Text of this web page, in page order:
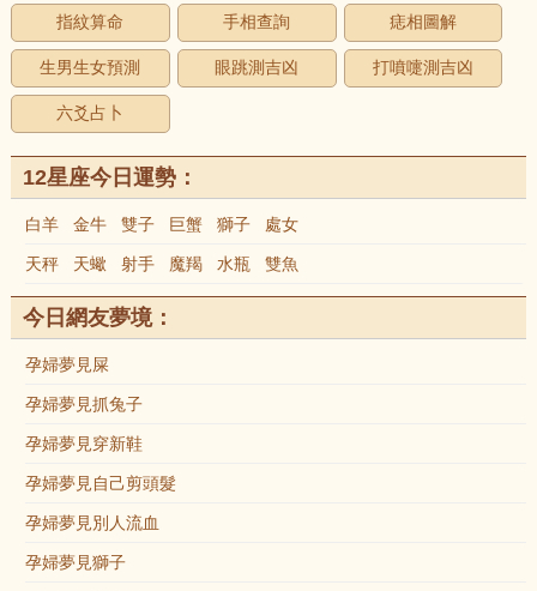
指紋算命
手相查詢 痣相圖解
生男生女預測 眼跳測吉凶 打噴嚏測吉凶
六爻占卜
12星座今日運勢：
白羊 金牛 雙子 巨蟹 獅子 處女
天秤 天蠍 射手 魔羯 水瓶 雙魚
今日網友夢境：
孕婦夢見屎
孕婦夢見抓兔子
孕婦夢見穿新鞋
孕婦夢見自己剪頭髮
孕婦夢見別人流血
孕婦夢見獅子